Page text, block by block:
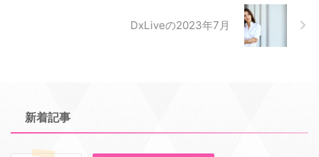
DxLiveの2023年7月
新着記事